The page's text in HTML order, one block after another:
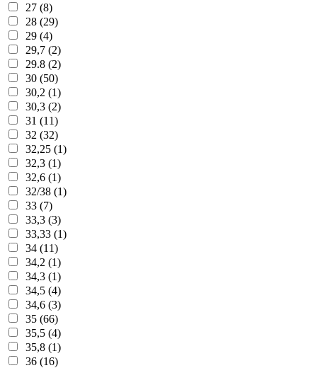
27 (8)
28 (29)
29 (4)
29,7 (2)
29.8 (2)
30 (50)
30,2 (1)
30,3 (2)
31 (11)
32 (32)
32,25 (1)
32,3 (1)
32,6 (1)
32/38 (1)
33 (7)
33,3 (3)
33,33 (1)
34 (11)
34,2 (1)
34,3 (1)
34,5 (4)
34,6 (3)
35 (66)
35,5 (4)
35,8 (1)
36 (16)